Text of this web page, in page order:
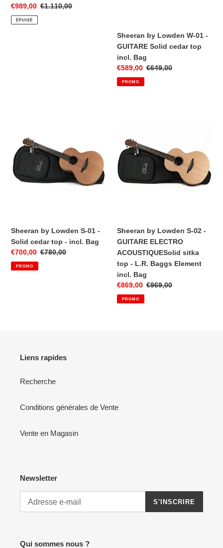
Prix
réduit
€989,00 Prix
€1.110,00
ÉPUISÉ
Bag
Sheeran by Lowden W-01 -
GUITARE Solid cedar top
incl. Bag
Prix
réduit
€589,00 Prix
€649,00
PROMO
01
Solid
cedar
Bag
Sheeran by Lowden S-01 -
Solid cedar top - incl. Bag
Prix
réduit
€700,00 Prix
€780,00
PROMO
02
-
GUITARE
ELECTRO
-
L.R.
Baggs
Element
incl.
Bag
Sheeran by Lowden S-02 -
GUITARE ELECTRO
ACOUSTIQUESolid sitka
top - L.R. Baggs Element
incl. Bag
Prix
réduit
€869,00 Prix
€969,00
PROMO
Liens rapides
Recherche
Conditions générales de Vente
Vente en Magasin
Newsletter
S'INSCRIRE
Qui sommes nous ?